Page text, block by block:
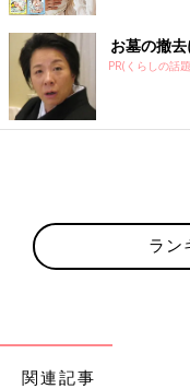
それほどなく、新しい
す。現在も普段は食事
かいません。娘は自由
います。
遠方に住む実の両
お墓の撤
PR(くらしの話
ラン
関連記事